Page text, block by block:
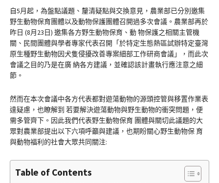
自5月起，為盤點議題、釐清疑點與交換意見，農業部已分別邀集
野生動物保育團體以及動物保護團體召開過多次會議。農業部再於
昨日 (8月23日) 邀集各方野生動物保育、動 物保護之相關主管機
關、民間團體與學者專家代表召開「於特定生態熱區試辦特定臺灣
原生種野生動物因犬隻侵擾改善專案細部工作研商會議」，而此次
會議之目的乃是在廣 納各方建議，並確認該計畫執行應注意之細
節。
然而在本次會議中各方代表都對遊蕩動物的源頭控管與移置作業表
達疑慮，也瞭解到 若要解決遊蕩動物與野生動物的衝突問題，便
需多管齊下。因此我們代表野生動物保育 團體與關切此議題的大
眾對農業部提出以下六項呼籲與建議，也期盼關心野生動物保 育
與動物福利的社會大眾共同關注:
Table of Contents